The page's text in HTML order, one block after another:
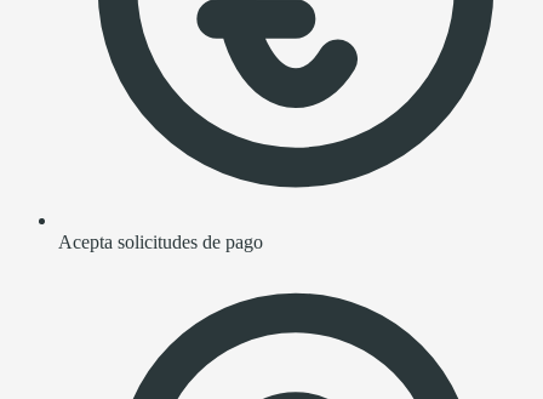
Acepta solicitudes de pago